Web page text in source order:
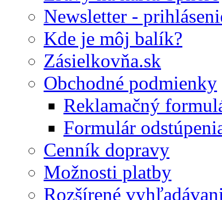
Newsletter -
Kde je môj balík?
Zásielkovňa.sk
Obchodné podmienky
Reklamačný
Formulár
Cenník dopravy
Možnosti platby
Rozšírené